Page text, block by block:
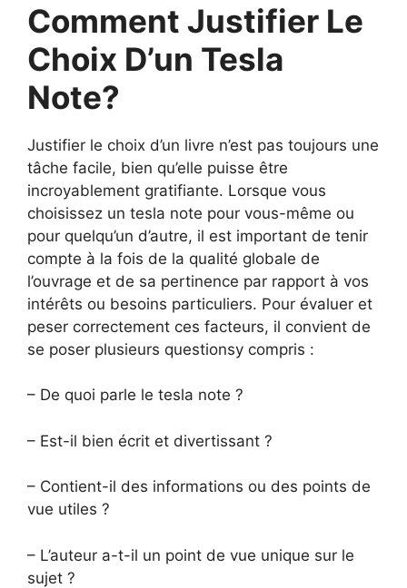
Comment Justifier Le
Choix D’un Tesla
Note?
Justifier le choix d’un livre n’est pas toujours une
tâche facile, bien qu’elle puisse être
incroyablement gratifiante. Lorsque vous
choisissez un tesla note pour vous-même ou
pour quelqu’un d’autre, il est important de tenir
compte à la fois de la qualité globale de
l’ouvrage et de sa pertinence par rapport à vos
intérêts ou besoins particuliers. Pour évaluer et
peser correctement ces facteurs, il convient de
se poser plusieurs questionsy compris :
– De quoi parle le tesla note ?
– Est-il bien écrit et divertissant ?
– Contient-il des informations ou des points de
vue utiles ?
– L’auteur a-t-il un point de vue unique sur le
sujet ?